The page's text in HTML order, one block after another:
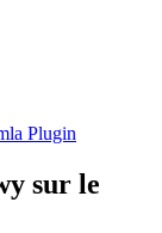
Plugin
sur le